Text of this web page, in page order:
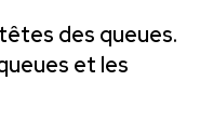
des queues.
et les